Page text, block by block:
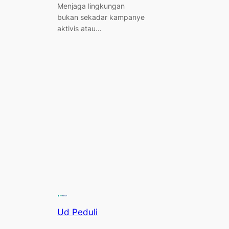
Menjaga lingkungan
bukan sekadar kampanye
aktivis atau…
Ud Peduli